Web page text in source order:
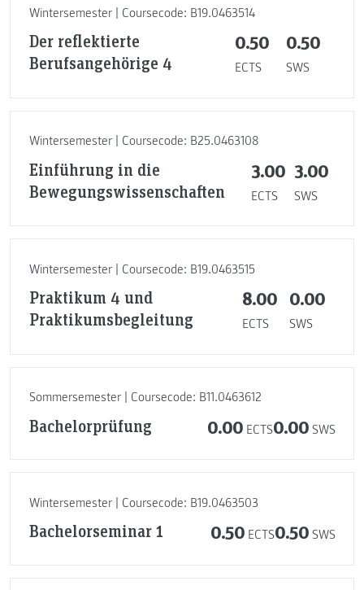
Wintersemester | Coursecode: B19.0463514
Der reflektierte
Berufsangehörige 4
0.50
ECTS
0.50
SWS
Wintersemester | Coursecode: B25.0463108
Einführung in die
Bewegungswissenschaften
3.00
ECTS
3.00
SWS
Wintersemester | Coursecode: B19.0463515
Praktikum 4 und
Praktikumsbegleitung
8.00
ECTS
0.00
SWS
Sommersemester | Coursecode: B11.0463612
Bachelorprüfung 0.00 ECTS0.00 SWS
Wintersemester | Coursecode: B19.0463503
Bachelorseminar 1 0.50 ECTS0.50 SWS